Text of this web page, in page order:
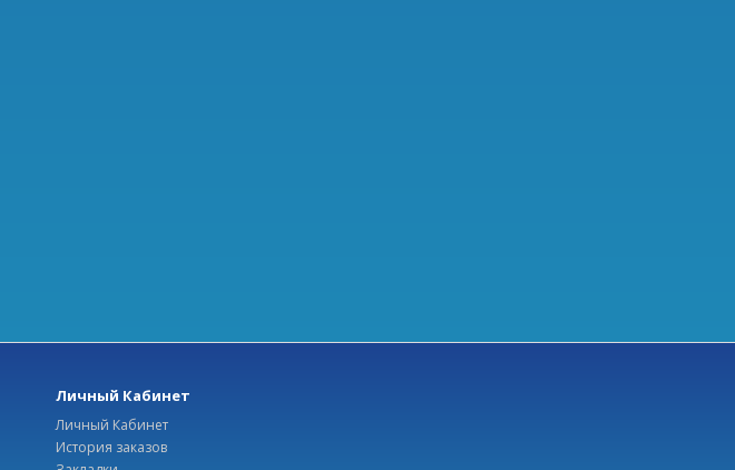
Личный Кабинет
Личный Кабинет
История заказов